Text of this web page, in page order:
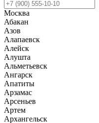
Москва
Абакан
Азов
Алапаевск
Алейск
Алушта
Альметьевск
Ангарск
Апатиты
Арзамас
Арсеньев
Артем
Архангельск